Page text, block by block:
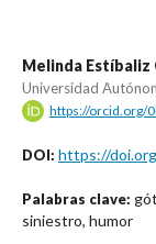
Melinda Estíbaliz
Universidad
https://orcid.org/
DOI: https://
Palabras clave:
siniestro, humor